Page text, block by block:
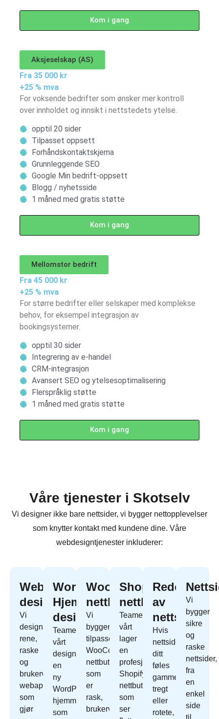
Kom i gang
Aksjeselskap (AS)
Fra 35 000 kr
+25 % mva
For voksende bedrifter som ønsker mer kontroll
over innholdet og innsikt i nettstedets ytelse.
opptil 20 sider
Tilpasset oppsett
Forhåndskontaktskjema
Grunnleggende SEO
Google Min bedrift-oppsett
Blogg / nyhetsside
1 måned med gratis støtte
Kom i gang
Mellomstor bedrift
Fra 45 000 kr
+25 % mva
For større bedrifter eller selskaper med komplekse
behov, for eksempel integrasjon av
bookingsystemer.
opptil 30 sider
Integrering av e-handel
CRM-integrasjon
Avansert SEO og ytelsesoptimalisering
Flerspråklig støtte
1 måned med gratis støtte
Kom i gang
Våre tjenester i Skotselv
Vi designer ikke bare nettsider, vi bygger nettopplevelser
som knytter kontakt med kundene dine. Våre
webdesigntjenester inkluderer:
Webapp
design
Vi
designer
rene,
raske
og
brukervennlige
webapper
som
gjør
WordPress
Hjemmeside
design
Teamet
vårt
designer
en
ny
WordPress
hjemmeside
som
WooCommerce
nettbutikk
Vi
bygger
tilpassede
WooCommerce
nettbutikk
som
er
rask,
brukervennlig
Shopify
nettbutikk
Teamet
vårt
lager
en
profesjonell
Shopify
nettbutikk
som
ser
Redesign
av
nettside
Hvis
nettside
ditt
føles
gammelt,
tregt
eller
rotete,
Vi
bygger
sikre
og
raske
nettsider,
fra
en
enkel
side
til